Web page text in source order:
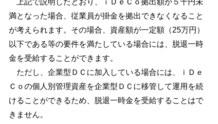
満となった場合、従業員が掛金を拠出できなくなること
が考えられます。その場合、資産額が一定額（25万円）
以下である等の要件を満たしている場合には、脱退一時
金を受給することができます。
ただし、企業型ＤＣに加入している場合には、ｉＤｅ
Ｃｏの個人別管理資産を企業型ＤＣに移管して運用を続
けることができるため、脱退一時金を受給することはで
きません。